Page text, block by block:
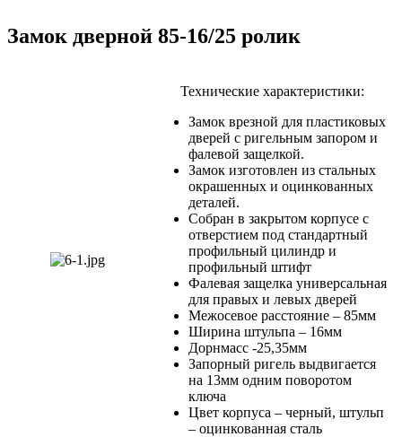
Замок дверной 85-16/25 ролик
Технические характеристики:
Замок врезной для пластиковых
дверей с ригельным запором и
фалевой защелкой.
Замок изготовлен из стальных
окрашенных и оцинкованных
деталей.
Собран в закрытом корпусе с
отверстием под стандартный
профильный цилиндр и
профильный штифт
Фалевая защелка универсальная
для правых и левых дверей
Межосевое расстояние – 85мм
Ширина штульпа – 16мм
Дорнмасс -25,35мм
Запорный ригель выдвигается
на 13мм одним поворотом
ключа
Цвет корпуса – черный, штульп
– оцинкованная сталь